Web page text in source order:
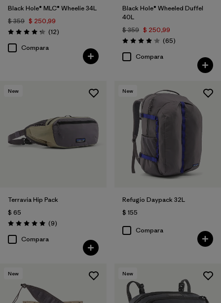
Black Hole® MLC® Wheelie 34L
$ 359 $ 250,99
Valoración: 4.3 / 5
(12Comentarios
)
Compara
Black Hole® Wheeled Duffel
40L
$ 359 $ 250,99
Valoración: 4.1 / 5
(65Comentarios
)
Compara
New
Terravia Hip Pack
$ 65
Valoración: 5.0 / 5
(9Comentarios
)
Compara
New
Refugio Daypack 32L
$ 155
Compara
New New